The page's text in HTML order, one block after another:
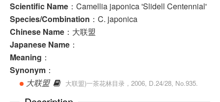
Scientific Name ：Camellia japonica 'Slidell Centennial'
Species/Combination ：C. japonica
Chinese Name ：大联盟
Japanese Name ：
Meaning ：
Synonym ：
大联盟
大联盟)一茶花林目录，2006, D.24/28, No.935.